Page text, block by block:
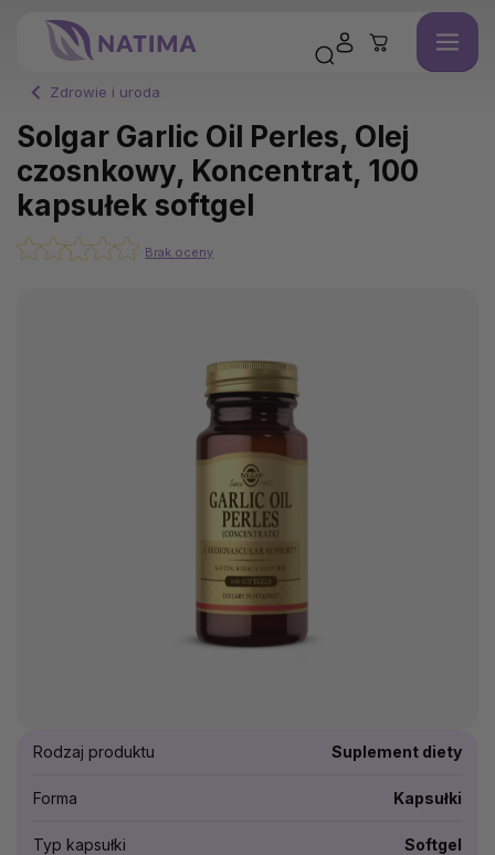
Zdrowie i uroda
Solgar Garlic Oil Perles, Olej
czosnkowy, Koncentrat, 100
kapsułek softgel
Brak oceny
Rodzaj produktu Suplement diety
Forma Kapsułki
Typ kapsułki Softgel